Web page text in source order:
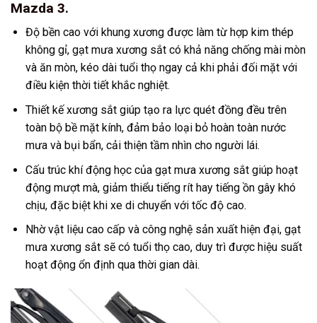
Mazda 3.
Độ bền cao với khung xương được làm từ hợp kim thép
không gỉ, gạt mưa xương sắt có khả năng chống mài mòn
và ăn mòn, kéo dài tuổi thọ ngay cả khi phải đối mặt với
điều kiện thời tiết khắc nghiệt.
Thiết kế xương sắt giúp tạo ra lực quét đồng đều trên
toàn bộ bề mặt kính, đảm bảo loại bỏ hoàn toàn nước
mưa và bụi bẩn, cải thiện tầm nhìn cho người lái.
Cấu trúc khí động học của gạt mưa xương sắt giúp hoạt
động mượt mà, giảm thiểu tiếng rít hay tiếng ồn gây khó
chịu, đặc biệt khi xe di chuyển với tốc độ cao.
Nhờ vật liệu cao cấp và công nghệ sản xuất hiện đại, gạt
mưa xương sắt sẽ có tuổi thọ cao, duy trì được hiệu suất
hoạt động ổn định qua thời gian dài.